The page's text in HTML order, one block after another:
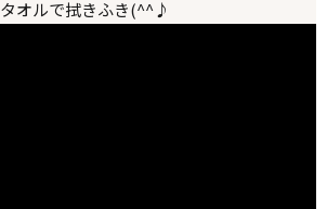
タオルで拭きふき(^^♪